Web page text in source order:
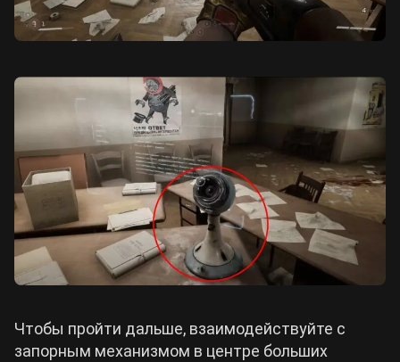
Чтобы пройти дальше, взаимодействуйте с
запорным механизмом в центре больших